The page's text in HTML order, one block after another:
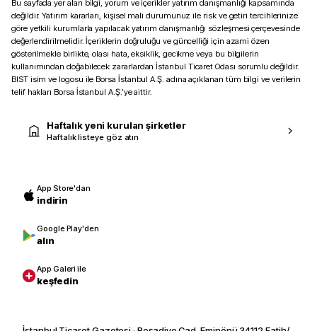
Bu sayfada yer alan bilgi, yorum ve içerikler yatırım danışmanlığı kapsamında
değildir. Yatırım kararları, kişisel mali durumunuz ile risk ve getiri tercihlerinize
göre yetkili kurumlarla yapılacak yatırım danışmanlığı sözleşmesi çerçevesinde
değerlendirilmelidir. İçeriklerin doğruluğu ve güncelliği için azami özen
gösterilmekle birlikte, olası hata, eksiklik, gecikme veya bu bilgilerin
kullanımından doğabilecek zararlardan İstanbul Ticaret Odası sorumlu değildir.
BIST isim ve logosu ile Borsa İstanbul A.Ş. adına açıklanan tüm bilgi ve verilerin
telif hakları Borsa İstanbul A.Ş.’ye aittir.
Haftalık yeni kurulan şirketler
Haftalık listeye göz atın
App Store'dan
indirin
Google Play'den
alın
App Galeri ile
keşfedin